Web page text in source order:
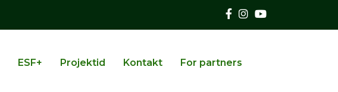
ESF+ Projektid Kontakt For partners